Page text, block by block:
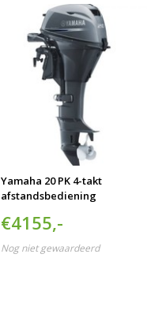
Yamaha 20 PK 4-takt
afstandsbediening
€4155,-
Nog niet gewaardeerd